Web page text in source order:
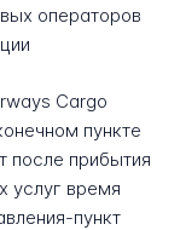
операторов
Cargo
пункте
после прибытия
услуг время
пункт